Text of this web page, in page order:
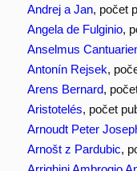
Andrej a Jan, počet
Angela de Fulginio,
Anselmus
Antonín Rejsek,
Arens Bernard,
Aristotelés, počet
Arnoudt Peter
Arnošt z Pardubic,